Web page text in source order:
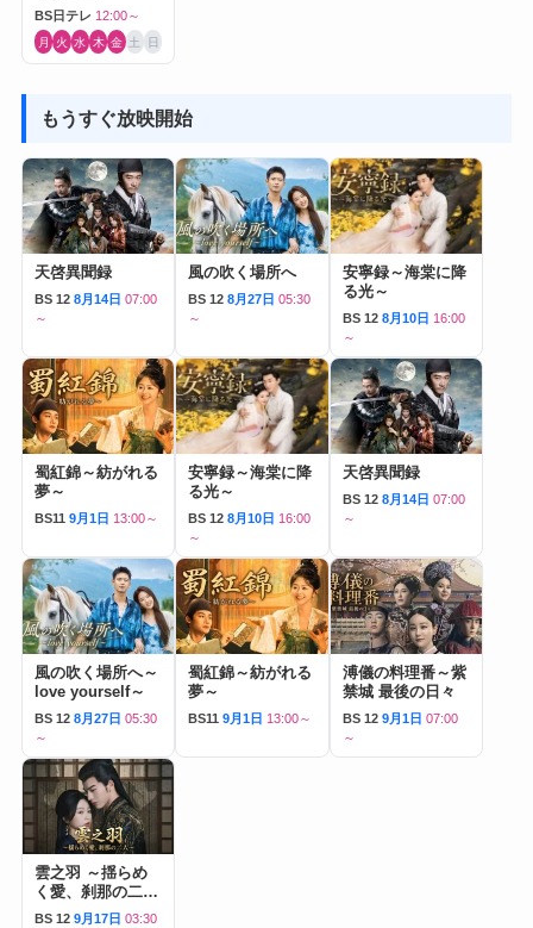
BS日テレ 12:00～
月 火 水 木 金 土 日
もうすぐ放映開始
天啓異聞録
BS 12 8月14日 07:00
～
風の吹く場所へ
BS 12 8月27日 05:30
～
安寧録～海棠に降
る光～
BS 12 8月10日 16:00
～
蜀紅錦～紡がれる
夢～
BS11 9月1日 13:00～
安寧録～海棠に降
る光～
BS 12 8月10日 16:00
～
天啓異聞録
BS 12 8月14日 07:00
～
風の吹く場所へ～
love yourself～
BS 12 8月27日 05:30
～
蜀紅錦～紡がれる
夢～
BS11 9月1日 13:00～
溥儀の料理番～紫
禁城 最後の日々
BS 12 9月1日 07:00
～
雲之羽 ～揺らめ
く愛、刹那の二人
～
BS 12 9月17日 03:30